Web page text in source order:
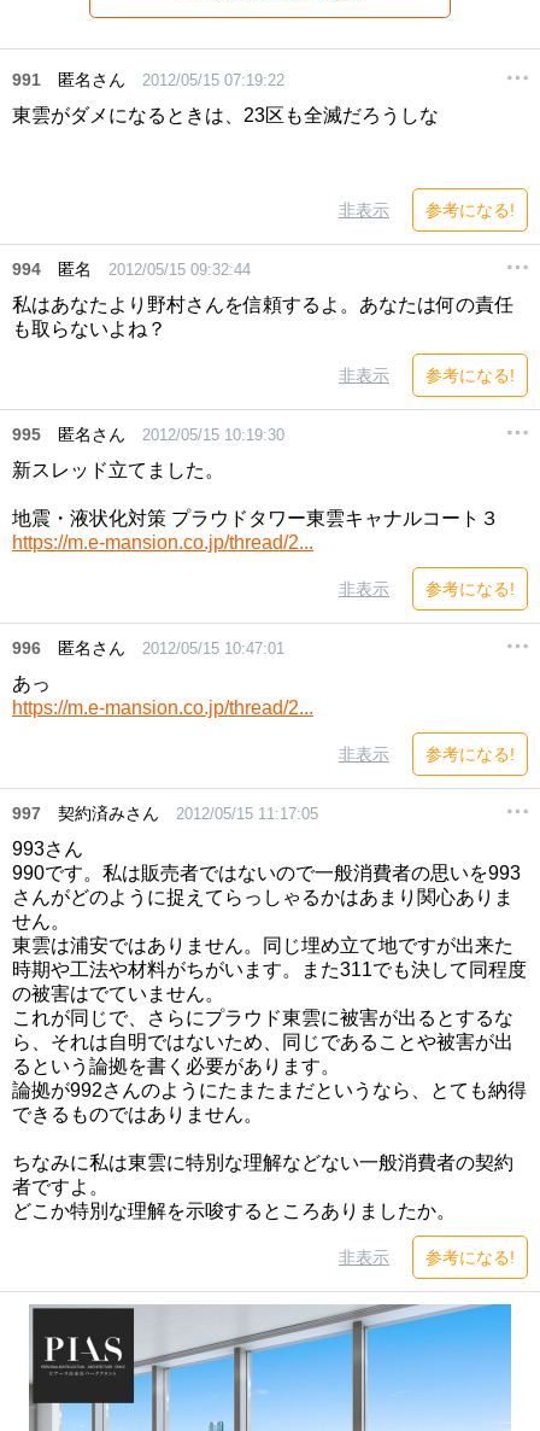
991 匿名さん 2012/05/15 07:19:22
東雲がダメになるときは、23区も全滅だろうしな
非表示 参考になる!
994 匿名 2012/05/15 09:32:44
私はあなたより野村さんを信頼するよ。あなたは何の責任
も取らないよね？
非表示 参考になる!
995 匿名さん 2012/05/15 10:19:30
新スレッド立てました。
地震・液状化対策 プラウドタワー東雲キャナルコート３
https://m.e-mansion.co.jp/thread/2...
非表示 参考になる!
996 匿名さん 2012/05/15 10:47:01
あっ
https://m.e-mansion.co.jp/thread/2...
非表示 参考になる!
997 契約済みさん 2012/05/15 11:17:05
993さん
990です。私は販売者ではないので一般消費者の思いを993
さんがどのように捉えてらっしゃるかはあまり関心ありま
せん。
東雲は浦安ではありません。同じ埋め立て地ですが出来た
時期や工法や材料がちがいます。また311でも決して同程度
の被害はでていません。
これが同じで、さらにプラウド東雲に被害が出るとするな
ら、それは自明ではないため、同じであることや被害が出
るという論拠を書く必要があります。
論拠が992さんのようにたまたまだというなら、とても納得
できるものではありません。
ちなみに私は東雲に特別な理解などない一般消費者の契約
者ですよ。
どこか特別な理解を示唆するところありましたか。
非表示 参考になる!